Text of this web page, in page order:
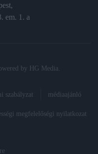
em. 1. a
by HG Media
szabályzat médiaajánló
megfelelőségi nyilatkozat